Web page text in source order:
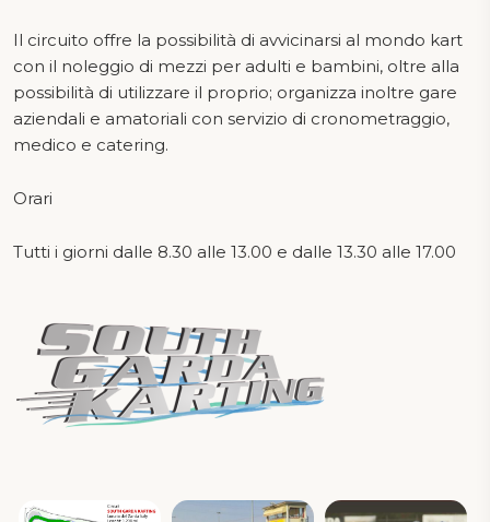
Il circuito offre la possibilità di avvicinarsi al mondo kart
con il noleggio di mezzi per adulti e bambini, oltre alla
possibilità di utilizzare il proprio; organizza inoltre gare
aziendali e amatoriali con servizio di cronometraggio,
medico e catering.
Orari
Tutti i giorni dalle 8.30 alle 13.00 e dalle 13.30 alle 17.00